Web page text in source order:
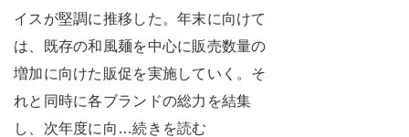
イスが堅調に推移した。年末に向けて
は、既存の和風麺を中心に販売数量の
増加に向けた販促を実施していく。そ
れと同時に各ブランドの総力を結集
し、次年度に向…続きを読む